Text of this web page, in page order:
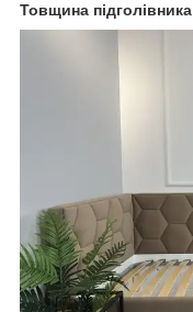
Товщина підголівника